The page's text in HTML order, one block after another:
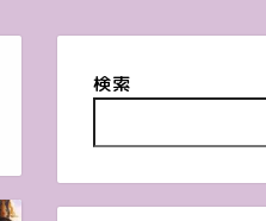
検索